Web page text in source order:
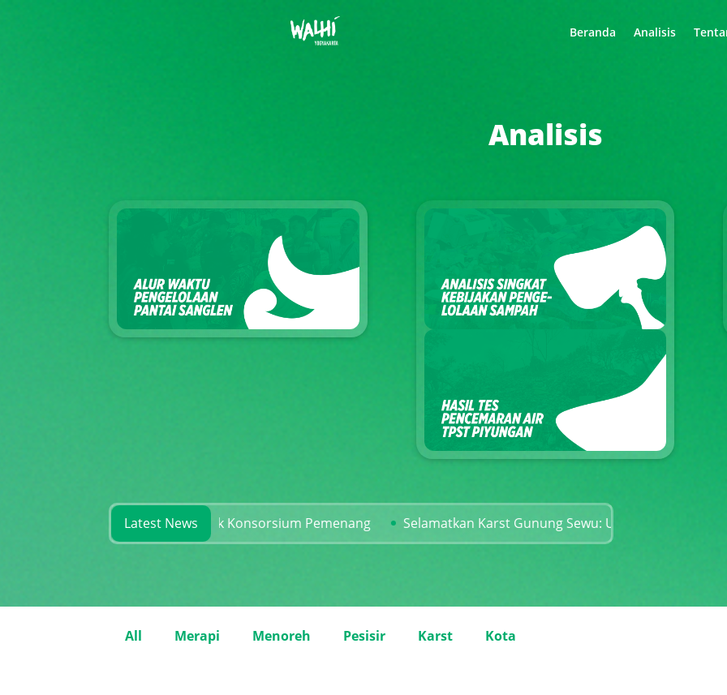
Beranda Analisis
Analisis
Latest News
dan Rekam Jejak Konsorsium Pemenang Selamatkan Karst Gunung Sewu: Usut Tuntas Kejahatan
All Merapi Menoreh Pesisir Karst Kota